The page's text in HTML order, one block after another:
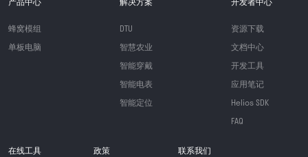
蜂窝模组
单板电脑
DTU
智慧农业
智能穿戴
智能电表
智能定位
资源下载
文档中心
开发工具
应用笔记
Helios SDK
FAQ
在线工具 政策 联系我们